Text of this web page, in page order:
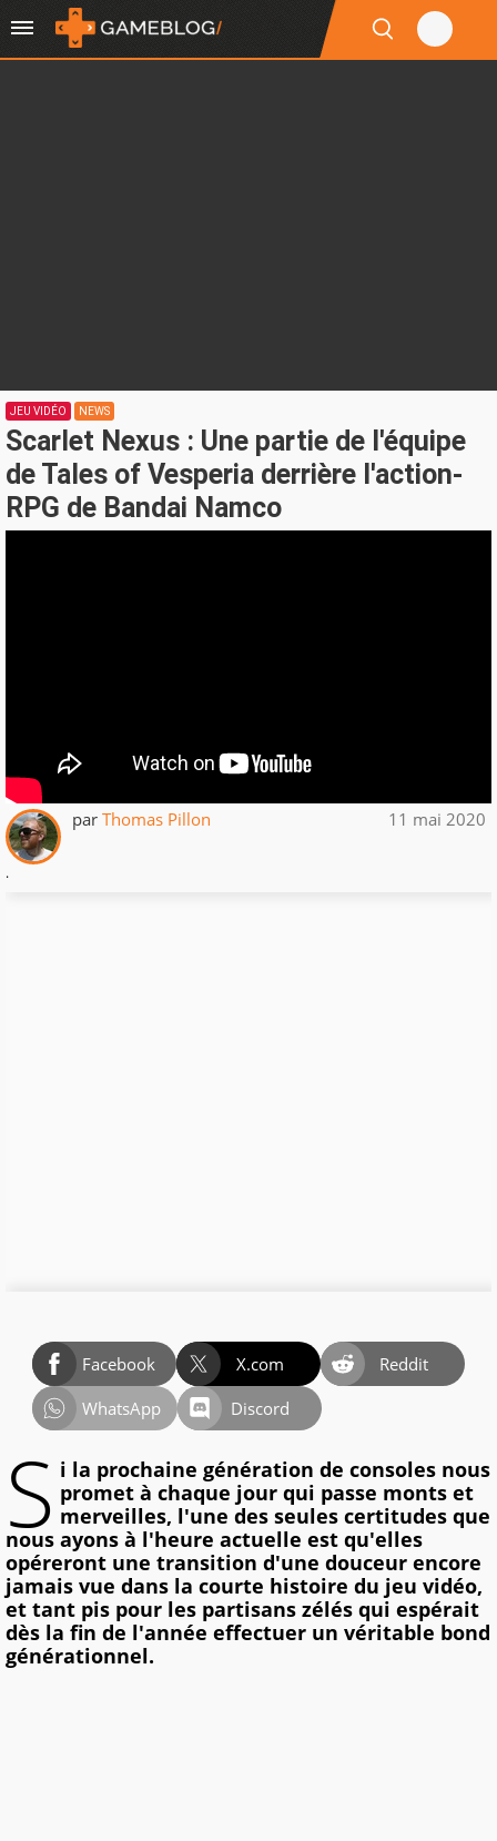
JEU VIDÉO NEWS
Scarlet Nexus : Une partie de l'équipe
de Tales of Vesperia derrière l'action-
RPG de Bandai Namco
par Thomas Pillon 11 mai 2020
.
Facebook X.com
Reddit
WhatsApp
Discord
S i la prochaine génération de consoles nous
promet à chaque jour qui passe monts et
merveilles, l'une des seules certitudes que
nous ayons à l'heure actuelle est qu'elles
opéreront une transition d'une douceur encore
jamais vue dans la courte histoire du jeu vidéo,
et tant pis pour les partisans zélés qui espérait
dès la fin de l'année effectuer un véritable bond
générationnel.